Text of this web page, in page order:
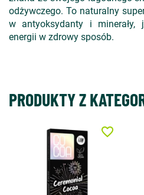
odżywczego. To naturalny
w antyoksydanty i minerały,
energii w zdrowy sposób.
PRODUKTY Z
favorite_border